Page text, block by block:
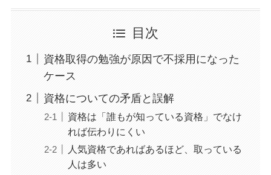
目次
資格取得の勉強が原因で不採用になった
ケース
資格についての矛盾と誤解
資格は「誰もが知っている資格」でなけ
れば伝わりにくい
人気資格であればあるほど、取っている
人は多い